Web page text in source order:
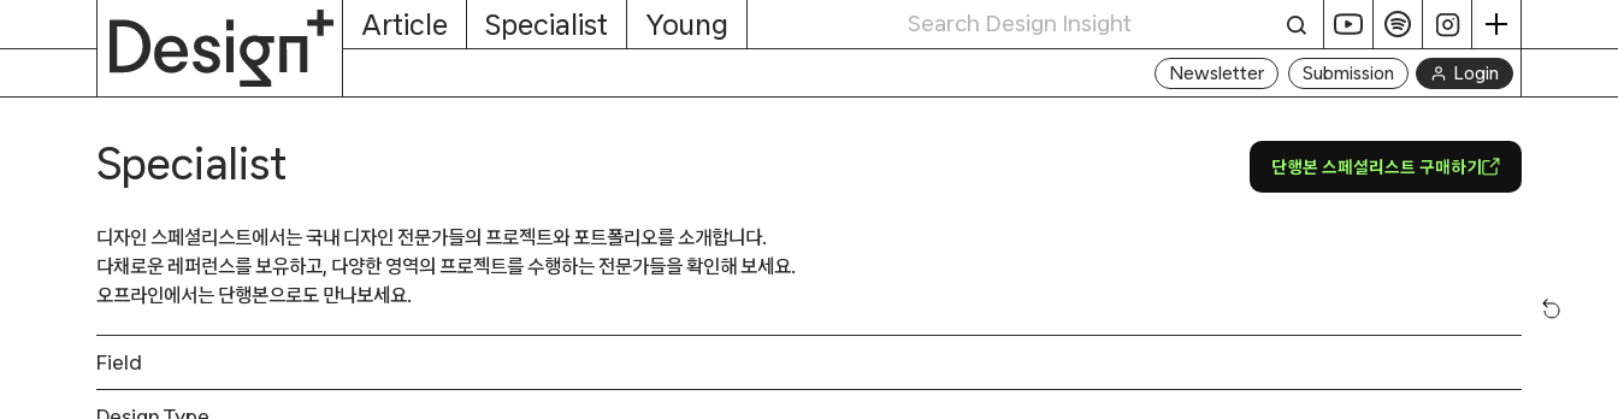
Article Specialist Young
Newsletter Submission Login
Specialist 단행본 스페셜리스트 구매하기
디자인 스페셜리스트에서는 국내 디자인 전문가들의 프로젝트와 포트폴리오를 소개합니다.
다채로운 레퍼런스를 보유하고, 다양한 영역의 프로젝트를 수행하는 전문가들을 확인해 보세요.
오프라인에서는 단행본으로도 만나보세요.
Field
About
Subscription
Magazine